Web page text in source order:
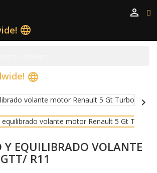

language
language

Y EQUILIBRADO VOLANTE
R11